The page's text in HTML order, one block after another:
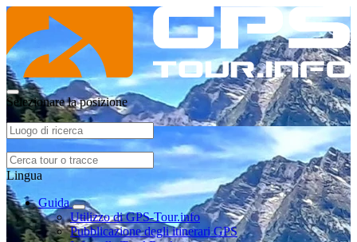
Selezionare la posizione
Lingua
Guida
Utilizzo di GPS-Tour.info
Pubblicazione degli itinerari GPS